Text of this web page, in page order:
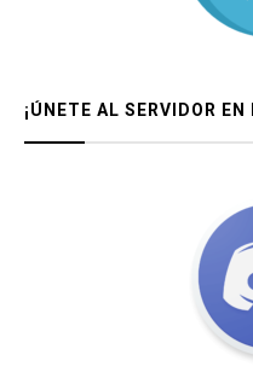
¡ÚNETE AL SERVIDOR EN